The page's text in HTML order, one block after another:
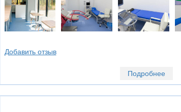
Добавить отзыв
Подробнее